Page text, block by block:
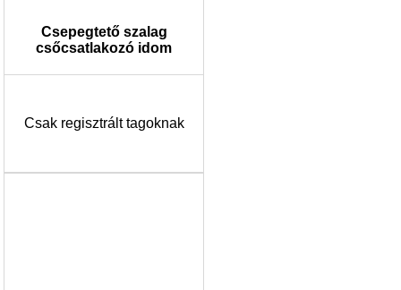
Csepegtető szalag
csőcsatlakozó idom
Csak regisztrált tagoknak